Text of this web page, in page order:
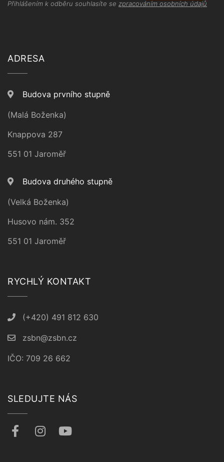
Přihlášením k odběru souhlasíte se zpracováním osobních údajů
ADRESA
Budova prvního stupně
(Malá Boženka)
Knappova 287
551 01 Jaroměř
Budova druhého stupně
(Velká Boženka)
Husovo nám. 352
551 01 Jaroměř
RYCHLÝ KONTAKT
(+420) 491 812 630
zsbn@zsbn.cz
IČO: 709 26 662
SLEDUJTE NÁS